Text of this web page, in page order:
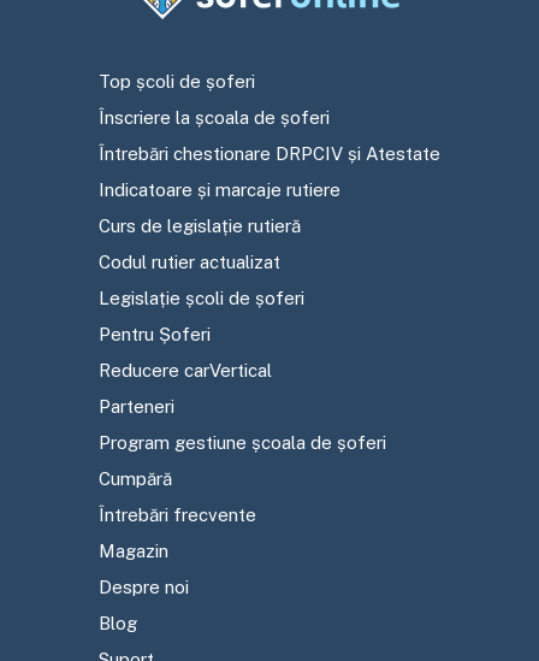
Top școli de șoferi
Înscriere la școala de șoferi
Întrebări chestionare DRPCIV și Atestate
Indicatoare și marcaje rutiere
Curs de legislație rutieră
Codul rutier actualizat
Legislație școli de șoferi
Pentru Șoferi
Reducere carVertical
Parteneri
Program gestiune școala de șoferi
Cumpără
Întrebări frecvente
Magazin
Despre noi
Blog